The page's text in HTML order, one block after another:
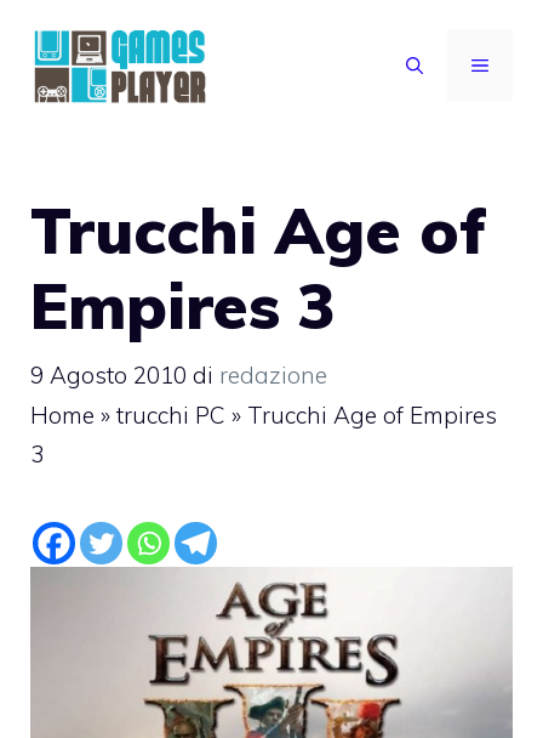
contenuto
MENU
Trucchi Age of
Empires 3
9 Agosto 2010 di redazione
Home » trucchi PC » Trucchi Age of Empires
3